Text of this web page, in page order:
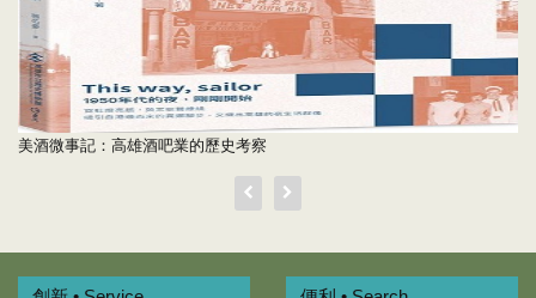
美酒微事記：高雄酒吧業的歷史考察